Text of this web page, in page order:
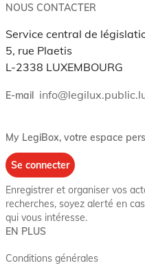
NOUS CONTACTER
Service central de
5, rue Plaetis
L-2338 LUXEMBOURG
E-mail
My LegiBox, votre espace
Se connecter
Enregistrer et organiser vos
recherches, soyez alerté en
qui vous intéresse.
EN PLUS
Conditions générales